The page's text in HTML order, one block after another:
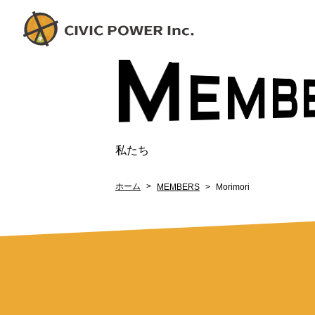
M
私たち
ホーム MEMBERS Morimori